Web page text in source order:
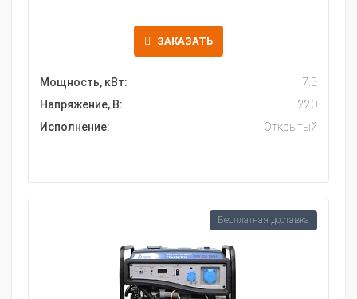
ЗАКАЗАТЬ
Мощность, кВт:
7.5
Напряжение, В:
220
Исполнение:
Открытый
Бесплатная доставка